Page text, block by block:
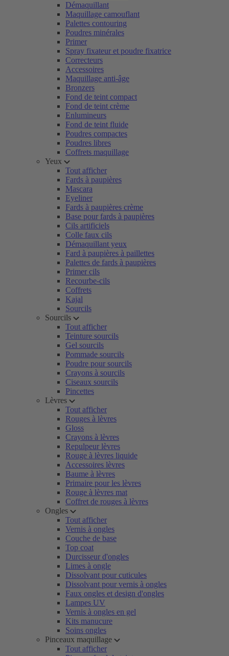
Démaquillant
Maquillage camouflant
Palettes contouring
Poudres minérales
Primer
Spray fixateur et poudre fixatrice
Correcteurs
Accessoires
Maquillage anti-âge
Bronzers
Fond de teint compact
Fond de teint crème
Enlumineurs
Fond de teint fluide
Poudres compactes
Poudres libres
Coffrets maquillage
Yeux
Tout afficher
Fards à paupières
Mascara
Eyeliner
Fards à paupières crème
Base pour fards à paupières
Cils artificiels
Colle faux cils
Démaquillant yeux
Fard à paupières à paillettes
Palettes de fards à paupières
Primer cils
Recourbe-cils
Coffrets
Kajal
Sourcils
Sourcils
Tout afficher
Teinture sourcils
Gel sourcils
Pommade sourcils
Poudre pour sourcils
Crayons à sourcils
Ciseaux sourcils
Pincettes
Lèvres
Tout afficher
Rouges à lèvres
Gloss
Crayons à lèvres
Repulpeur lèvres
Rouge à lèvres liquide
Accessoires lèvres
Baume à lèvres
Primaire pour les lèvres
Rouge à lèvres mat
Coffret de rouges à lèvres
Ongles
Tout afficher
Vernis à ongles
Couche de base
Top coat
Durcisseur d'ongles
Limes à ongle
Dissolvant pour cuticules
Dissolvant pour vernis à ongles
Faux ongles et design d'ongles
Lampes UV
Vernis à ongles en gel
Kits manucure
Soins ongles
Pinceaux maquillage
Tout afficher